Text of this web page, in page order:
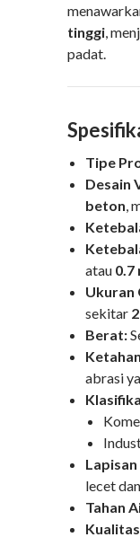
tinggi,
padat.
Tipe
Desain
beton,
atau 0.7
Ukuran
sekitar
Berat:
abrasi
lecet
Tahan